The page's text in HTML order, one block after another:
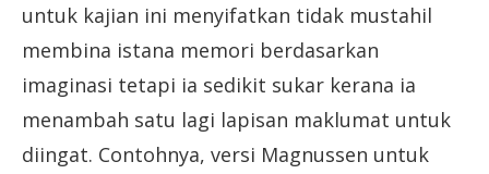
untuk kajian ini menyifatkan tidak mustahil
membina istana memori berdasarkan
imaginasi tetapi ia sedikit sukar kerana ia
menambah satu lagi lapisan maklumat untuk
diingat. Contohnya, versi Magnussen untuk